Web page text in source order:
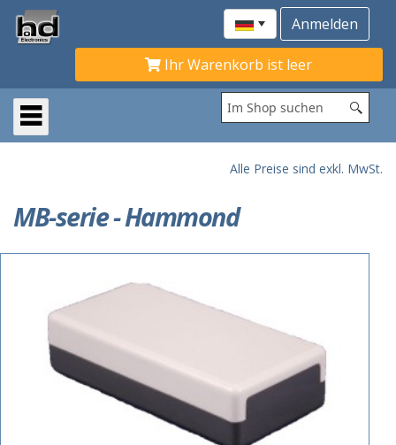
Ihr Warenkorb ist leer
Alle Preise sind exkl. MwSt.
MB-serie - Hammond